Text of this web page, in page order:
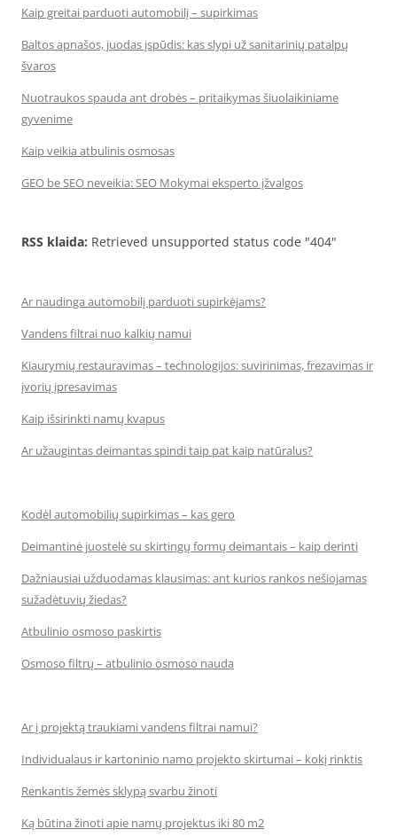
Kaip greitai parduoti automobilį – supirkimas
Baltos apnašos, juodas įspūdis: kas slypi už sanitarinių patalpų
švaros
Nuotraukos spauda ant drobės – pritaikymas šiuolaikiniame
gyvenime
Kaip veikia atbulinis osmosas
GEO be SEO neveikia: SEO Mokymai eksperto įžvalgos
RSS klaida: Retrieved unsupported status code "404"
Ar naudinga automobilį parduoti supirkėjams?
Vandens filtrai nuo kalkių namui
Kiaurymių restauravimas – technologijos: suvirinimas, frezavimas ir
įvorių įpresavimas
Kaip išsirinkti namų kvapus
Ar užaugintas deimantas spindi taip pat kaip natūralus?
Kodėl automobilių supirkimas – kas gero
Deimantinė juostelė su skirtingų formų deimantais – kaip derinti
Dažniausiai užduodamas klausimas: ant kurios rankos nešiojamas
sužadėtuvių žiedas?
Atbulinio osmoso paskirtis
Osmoso filtrų – atbulinio osmoso nauda
Ar į projektą traukiami vandens filtrai namui?
Individualaus ir kartoninio namo projekto skirtumai – kokį rinktis
Renkantis žemės sklypą svarbu žinoti
Ką būtina žinoti apie namų projektus iki 80 m2